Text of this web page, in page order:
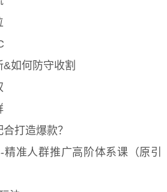
如何防守收割
打造爆款？
准人群推广高阶体系课（原引